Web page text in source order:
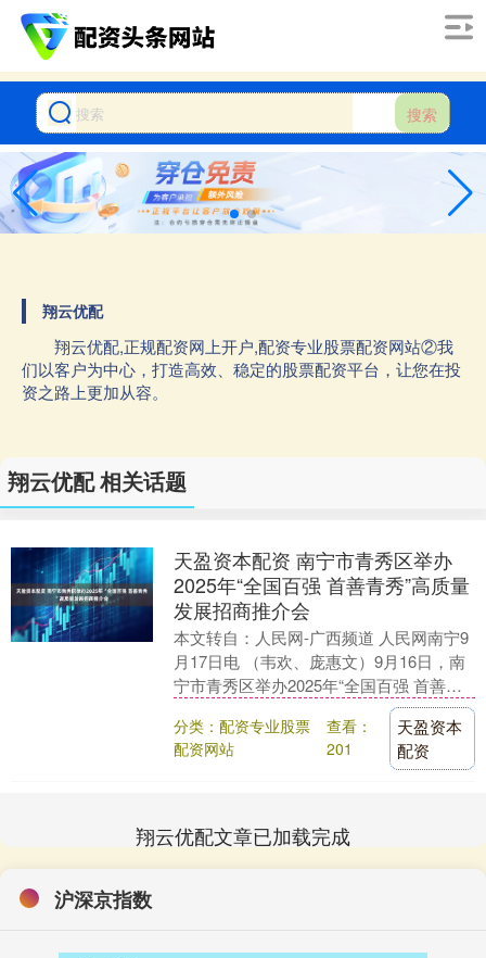
搜索
翔云优配
翔云优配,正规配资网上开户,配资专业股票配资网站②我
们以客户为中心，打造高效、稳定的股票配资平台，让您在投
资之路上更加从容。
翔云优配 相关话题
天盈资本配资 南宁市青秀区举办
2025年“全国百强 首善青秀”高质量
发展招商推介会
本文转自：人民网-广西频道 人民网南宁9
月17日电 （韦欢、庞惠文）9月16日，南
宁市青秀区举办2025年“全国百强 首善青
秀”高质量发展招商推介会，与各界企业....
分类：配资专业股票
配资网站
查看：
201
天盈资本
配资
翔云优配文章已加载完成
沪深京指数